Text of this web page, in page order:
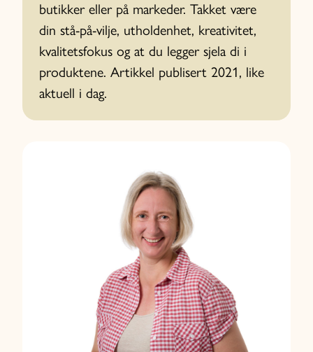
butikker eller på markeder. Takket være
din stå-på-vilje, utholdenhet, kreativitet,
kvalitetsfokus og at du legger sjela di i
produktene. Artikkel publisert 2021, like
aktuell i dag.